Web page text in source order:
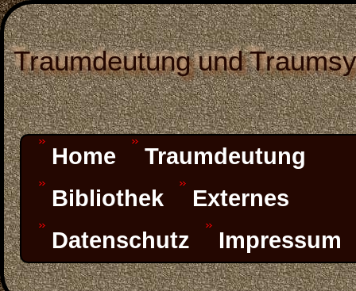
Traumdeutung und
Home
Traumdeutung
Bibliothek
Externes
Datenschutz
Impressum